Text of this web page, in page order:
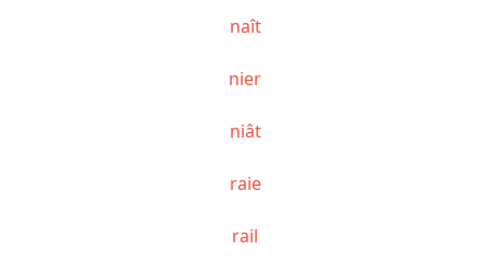
naît
nier
niât
raie
rail